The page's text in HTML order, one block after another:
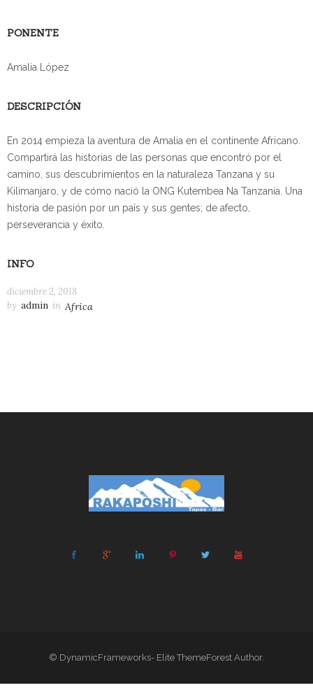
PONENTE
Amalia López
DESCRIPCIÓN
En 2014 empieza la aventura de Amalia en el continente Africano.
Compartirá las historias de las personas que encontró por el
camino, sus descubrimientos en la naturaleza Tanzana y su
Kilimanjaro, y de cómo nació la ONG Kutembea Na Tanzania. Una
historia de pasión por un país y sus gentes; de afecto,
perseverancia y éxito.
INFO
diciembre 2, 2018
by admin in Africa
© DynamicFrameworks- Elite ThemeForest Author.